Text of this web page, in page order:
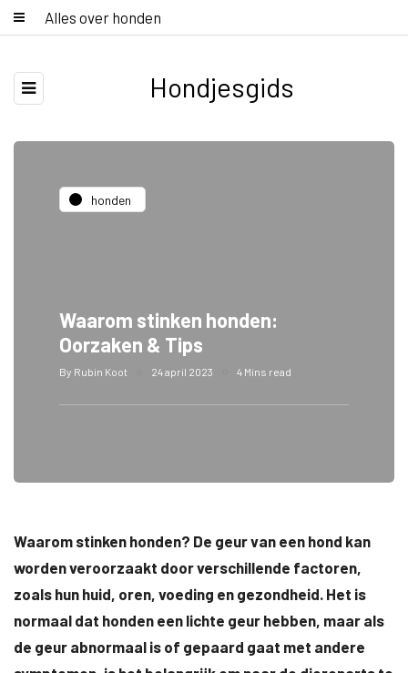
Alles over honden
Hondjesgids
honden
Waarom stinken honden:
Oorzaken & Tips
By Rubin Koot 24 april 2023 4 Mins read
Waarom stinken honden? De geur van een hond kan
worden veroorzaakt door verschillende factoren,
zoals hun huid, oren, voeding en gezondheid. Het is
normaal dat honden een lichte geur hebben, maar als
de geur abnormaal is of gepaard gaat met andere